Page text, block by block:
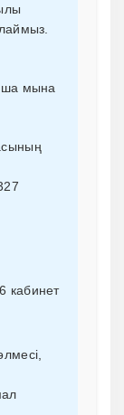
мына
кабинет